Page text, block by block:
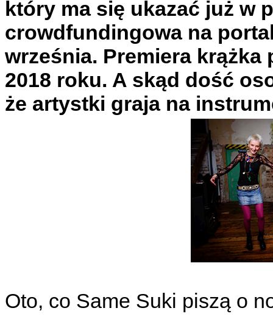
który ma się ukazać już w
crowdfundingowa na
września. Premiera
2018 roku. A skąd dość
że artystki graja na
Oto, co Same Suki piszą o